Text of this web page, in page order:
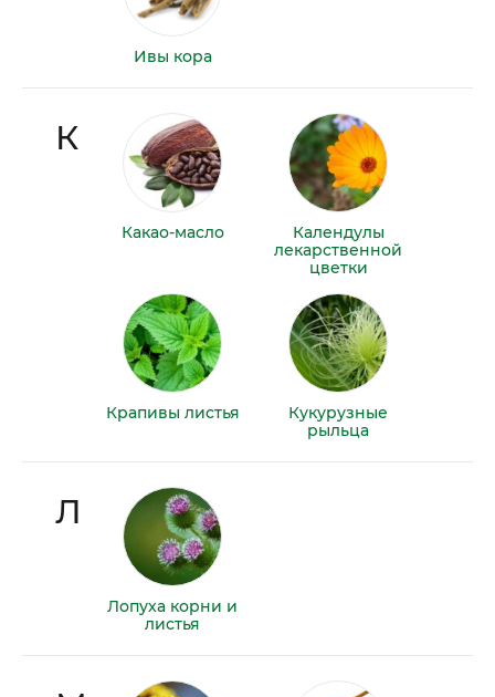
Ивы кора
К
Какао-масло
Календулы
лекарственной
цветки
Крапивы листья
Кукурузные
рыльца
Л
Лопуха корни и
листья